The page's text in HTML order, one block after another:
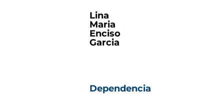
Lina
Maria
Enciso
Garcia
Dependencia